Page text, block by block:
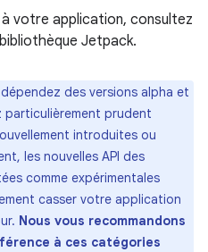
votre application, consultez
Jetpack.
des versions alpha et
prudent
introduites ou
les nouvelles API des
comme expérimentales
casser votre application
Nous vous recommandons
à ces catégories